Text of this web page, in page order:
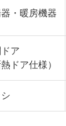
・暖房機器
ア
熱ドア仕様）